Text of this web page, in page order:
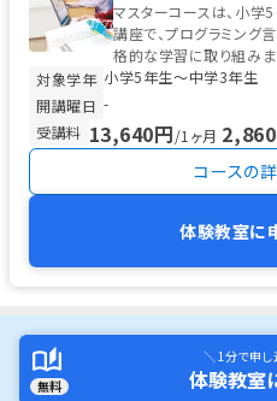
マスターコースは、小学
講座で、プログラミング
格的な学習に取り組みます。 レギュラーコースでスク
プログラ...
対象学年 小学5年生〜中学3年生
開講曜日 -
受講料 13,640円/1ヶ月
コースの
体験教室に
無料
＼ 1分で申
体験教室